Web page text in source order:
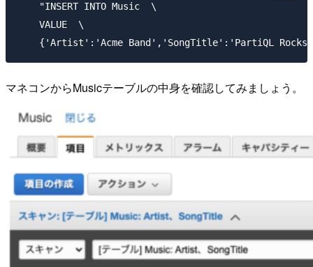
    "INSERT INTO Music  \
    VALUE  \
マネコンからMusicテーブルの中身を確認してみましょう。